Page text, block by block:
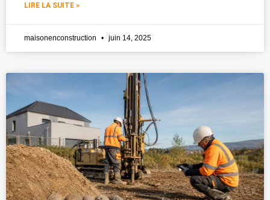
LIRE LA SUITE »
maisonenconstruction juin 14, 2025